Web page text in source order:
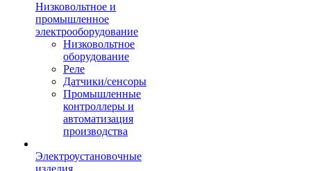
Низковольтное и
промышленное
электрооборудование
Низковольтное
оборудование
Реле
Датчики/сенсоры
Промышленные
контроллеры и
автоматизация
производства
Электроустановочные
изделия